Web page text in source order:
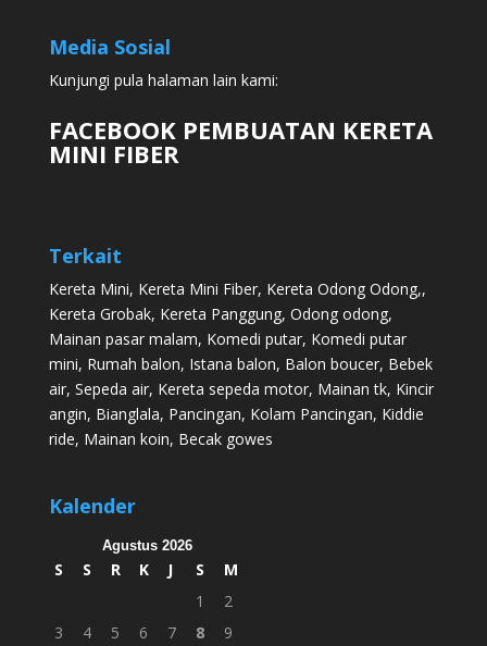
Media Sosial
Kunjungi pula halaman lain kami:
FACEBOOK PEMBUATAN KERETA
MINI FIBER
Terkait
Kereta Mini, Kereta Mini Fiber, Kereta Odong Odong,,
Kereta Grobak, Kereta Panggung, Odong odong,
Mainan pasar malam, Komedi putar, Komedi putar
mini, Rumah balon, Istana balon, Balon boucer, Bebek
air, Sepeda air, Kereta sepeda motor, Mainan tk, Kincir
angin, Bianglala, Pancingan, Kolam Pancingan, Kiddie
ride, Mainan koin, Becak gowes
Kalender
Agustus 2026
S S R K J S
M
1
2
3
4 5 6 7 8 9